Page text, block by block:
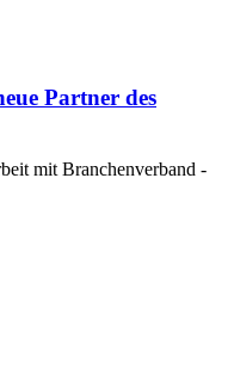
Partner des
mit Branchenverband -